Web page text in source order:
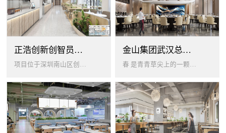
正浩创新创智员工餐厅
项目位于深圳南山区创智云城，服务正浩企业全体员工及来访亲友，总建筑面积 1537㎡，室内座位 450 座、室外休闲外摆 ...
金山集团武汉总部员工食堂设计
春 是青青草尖上的一颗露珠夏 是粼波湖面中倒映的晚霞秋 是宁静山谷里的一片落叶冬 是白雪中屹立不倒的松柏... ...0...